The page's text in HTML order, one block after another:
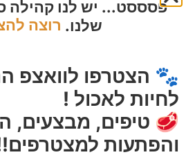
הרוויחו 0.95 נקודות ⭐
₪19.00
אזל המלאי
פסססט... יש לנו קהילה
שלנו. רוצה
🐾 הצטרפו לוואצפ
לחיות לאכול !
🥩 טיפים, מבצעים,
והפתעות